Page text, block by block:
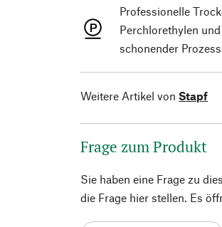
Professionelle
Perchlorethylen
schonender Prozess
Weitere Artikel von Stapf
Frage zum Produkt
Sie haben eine Frage zu
die Frage hier stellen. Es